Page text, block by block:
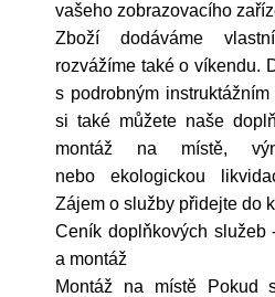
vašeho zobrazovacího
Zboží dodáváme
rozvážíme také o víkendu.
s podrobným
si také můžete naše
montáž na místě,
nebo ekologickou
Zájem o služby přidejte do
Ceník doplňkových služeb
a montáž
Montáž na místě Pokud